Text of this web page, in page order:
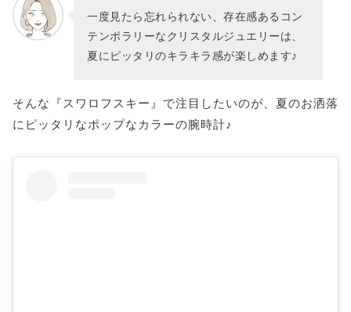
一度見たら忘れられない、存在感あるコン
テンポラリーなクリスタルジュエリーは、
夏にピッタリのキラキラ感が楽しめます♪
そんな『スワロフスキー』で注目したいのが、夏のお洒落
にピッタリなポップなカラーの腕時計♪